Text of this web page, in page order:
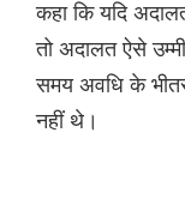
कहा कि यदि
तो अदालत ऐसे
समय अवधि के
नहीं थे।